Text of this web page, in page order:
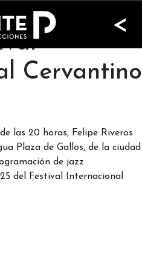
<
Trío en
Cervantino
las 20 horas, Felipe Riveros
Plaza de Gallos, de la ciudad
de jazz
del Festival Internacional